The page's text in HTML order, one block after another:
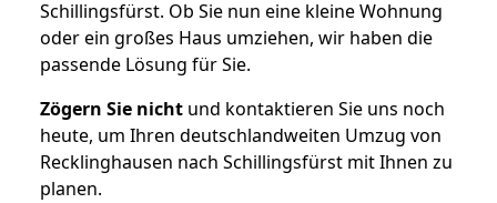
Schillingsfürst. Ob Sie nun eine kleine Wohnung
oder ein großes Haus umziehen, wir haben die
passende Lösung für Sie.
Zögern Sie nicht und kontaktieren Sie uns noch
heute, um Ihren deutschlandweiten Umzug von
Recklinghausen nach Schillingsfürst mit Ihnen zu
planen.